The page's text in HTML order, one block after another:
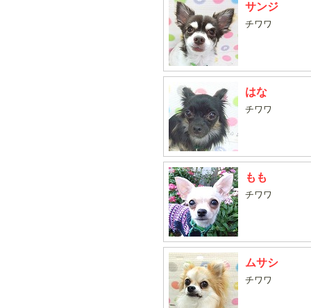
サンジ
チワワ
はな
チワワ
もも
チワワ
ムサシ
チワワ